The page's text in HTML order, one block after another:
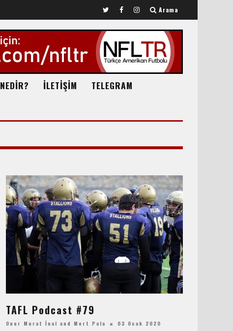
Arama
NEDİR? İLETİŞİM
TELEGRAM
TAFL Podcast #79
Onur Murat İnal and Mert Pala 03 Ocak 2020